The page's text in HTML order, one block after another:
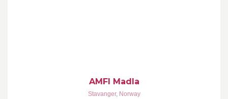
AMFI Madla
Stavanger, Norway